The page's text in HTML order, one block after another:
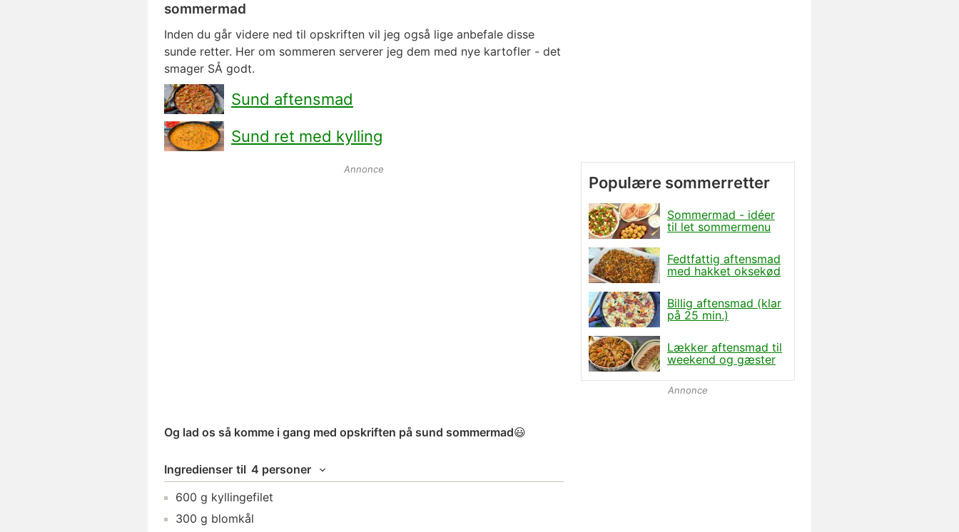
sommermad
Inden du går videre ned til opskriften vil jeg også lige anbefale disse
sunde retter. Her om sommeren serverer jeg dem med nye kartofler - det
smager SÅ godt.
Sund aftensmad
Sund ret med kylling
Annonce
Og lad os så komme i gang med opskriften på sund sommermad😃
Ingredienser til 4 personer
600 g kyllingefilet
300 g blomkål
Populære sommerretter
Sommermad - idéer
til let sommermenu
Fedtfattig aftensmad
med hakket oksekød
Billig aftensmad (klar
på 25 min.)
Lækker aftensmad til
weekend og gæster
Annonce